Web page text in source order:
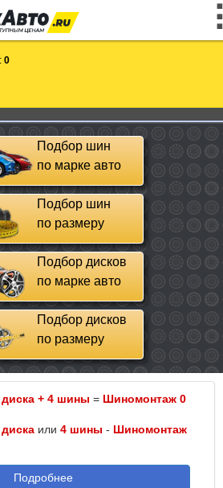
0
Подбор шин
по марке авто
Подбор шин
по размеру
Подбор дисков
по марке авто
Подбор дисков
по размеру
+ 4 шины = Шиномонтаж 0
или 4 шины - Шиномонтаж
Подробнее